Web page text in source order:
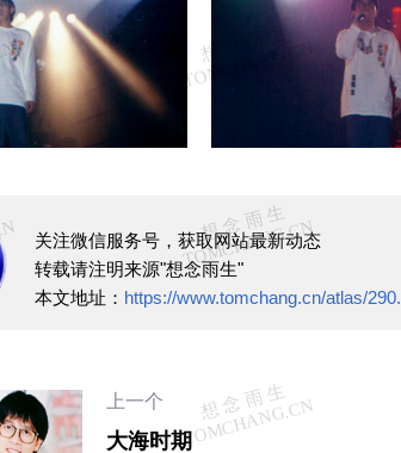
关注微信服务号，获取网站最新动态
转载请注明来源"想念雨生"
本文地址： https://www.tomchang.cn/atlas/
上一个
大海时期